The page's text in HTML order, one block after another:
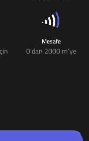
Mesafe
0’dan 2000 m’ye